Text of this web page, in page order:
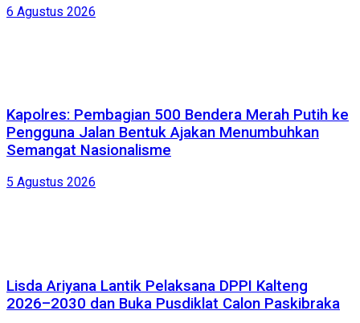
6 Agustus 2026
Kapolres: Pembagian 500 Bendera Merah Putih ke
Pengguna Jalan Bentuk Ajakan Menumbuhkan
Semangat Nasionalisme
5 Agustus 2026
Lisda Ariyana Lantik Pelaksana DPPI Kalteng
2026–2030 dan Buka Pusdiklat Calon Paskibraka